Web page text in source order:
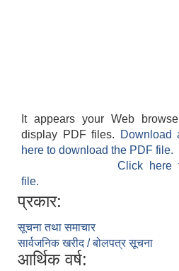
It appears your Web
display PDF files.
Download
here to download the PDF file.
Click here
file.
प्रकार:
सूचना तथा समाचार
सार्वजनिक खरीद / बोलपत्र सूचना
आर्थिक वर्ष: